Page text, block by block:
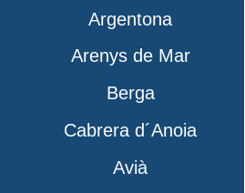
Argentona
Arenys de Mar
Berga
Cabrera d´Anoia
Avià